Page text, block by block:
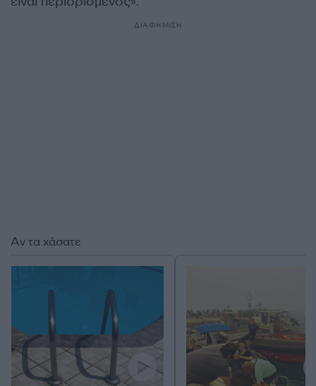
ΔΙΑΦΗΜΙΣΗ
Αν τα χάσατε